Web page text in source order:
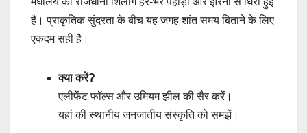
है। प्राकृतिक सुंदरता के बीच यह जगह शांत समय बिताने के लिए
एकदम सही है।
क्या करें?
एलीफेंट फॉल्स और उमियम झील की सैर करें।
यहां की स्थानीय जनजातीय संस्कृति को समझें।